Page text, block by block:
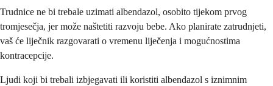
Trudnice ne bi trebale uzimati albendazol, osobito tijekom prvog
tromjesečja, jer može naštetiti razvoju bebe. Ako planirate zatrudnjeti,
vaš će liječnik razgovarati o vremenu liječenja i mogućnostima
kontracepcije.
Ljudi koji bi trebali izbjegavati ili koristiti albendazol s iznimnim